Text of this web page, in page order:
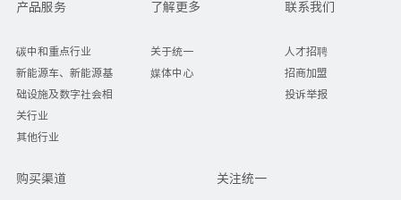
产品服务
碳中和重点行业
新能源车、新能源基
础设施及数字社会相
关行业
其他行业
了解更多
关于统一
媒体中心
联系我们
人才招聘
招商加盟
投诉举报
购买渠道 关注统一